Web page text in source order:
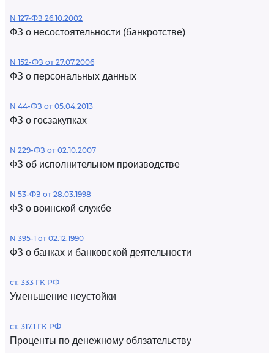
N 127-ФЗ 26.10.2002
ФЗ о несостоятельности (банкротстве)
N 152-ФЗ от 27.07.2006
ФЗ о персональных данных
N 44-ФЗ от 05.04.2013
ФЗ о госзакупках
N 229-ФЗ от 02.10.2007
ФЗ об исполнительном производстве
N 53-ФЗ от 28.03.1998
ФЗ о воинской службе
N 395-1 от 02.12.1990
ФЗ о банках и банковской деятельности
ст. 333 ГК РФ
Уменьшение неустойки
ст. 317.1 ГК РФ
Проценты по денежному обязательству